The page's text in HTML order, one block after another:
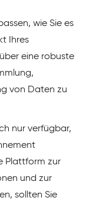
wie Sie es
Ihres
eine robuste
von Daten zu
nur verfügbar,
Plattform zur
und zur
sollten Sie